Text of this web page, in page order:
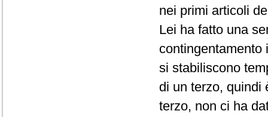
nei primi articoli
Lei ha fatto una
contingentamento
si stabiliscono
di un terzo, quindi
terzo, non ci ha